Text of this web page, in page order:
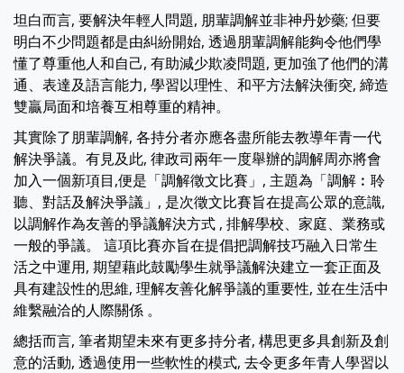
坦白而言, 要解決年輕人問題, 朋輩調解並非神丹妙藥; 但要
明白不少問題都是由糾紛開始, 透過朋輩調解能夠令他們學
懂了尊重他人和自己, 有助減少欺凌問題, 更加強了他們的溝
通、表達及語言能力, 學習以理性、和平方法解決衝突, 締造
雙贏局面和培養互相尊重的精神。
其實除了朋輩調解, 各持分者亦應各盡所能去教導年青一代
解決爭議。有見及此, 律政司兩年一度舉辦的調解周亦將會
加入一個新項目,便是「調解徵文比賽」, 主題為「調解︰聆
聽、對話及解決爭議」, 是次徵文比賽旨在提高公眾的意識,
以調解作為友善的爭議解決方式 , 排解學校、家庭、業務或
一般的爭議。 這項比賽亦旨在提倡把調解技巧融入日常生
活之中運用, 期望藉此鼓勵學生就爭議解決建立一套正面及
具有建設性的思維, 理解友善化解爭議的重要性, 並在生活中
維繫融洽的人際關係 。
總括而言, 筆者期望未來有更多持分者, 構思更多具創新及創
意的活動, 透過使用一些軟性的模式, 去令更多年青人學習以